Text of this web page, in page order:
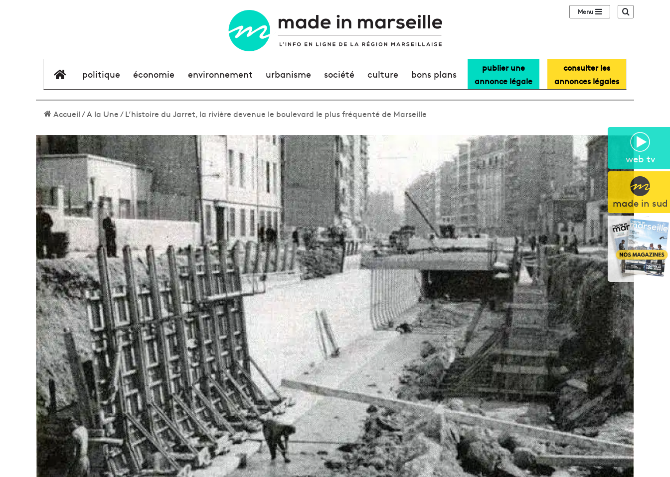
web tv
made in sud
Sidebar (barre
élément de menu
politique économie environnement urbanisme société culture bons plans
publier une
annonce légale
consulter les
annonces légales
Accueil/A la Une/L’histoire du Jarret, la rivière devenue le boulevard le plus fréquenté de Marseille